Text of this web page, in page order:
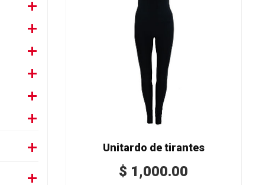
Unitardo de tirantes
$ 1,000.00